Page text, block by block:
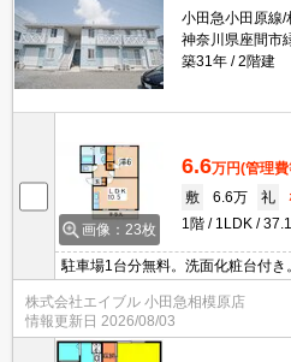
小田急小田原線
神奈川県座間市
築31年
2階建
画像：23枚
6.6万円(管理
敷
6.6万 礼
1階
1LDK
駐車場1台分無料。洗面化粧台付き
湯。クローゼット付。保証会社加
保証料1.5%)。
株式会社エイブル 小田急相模原店
情報更新日 2026/08/03